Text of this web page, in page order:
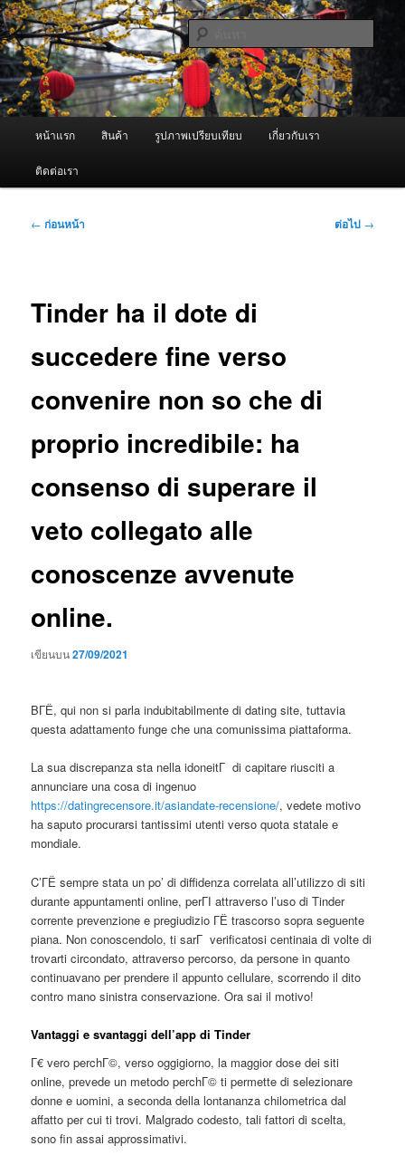
ข้าม
ไป
ยัง
เนื้อหา
หลัก ผู้นำเข้าเครื่องพ่นหมอกควัน Best
Fogger / Fogger One และ อะไหล่
จำหน่ายเครื่องพ่นหมอกควัน คุณภาพดี บริการด้วยความจริงใจ
หน้าแรก สินค้า รูปภาพเปรียบเทียบ เกี่ยวกับเรา
ติดต่อเรา
เมนู
← ก่อนหน้า ต่อไป →
Tinder ha il dote di
succedere fine verso
convenire non so che di
proprio incredibile: ha
consenso di superare il
veto collegato alle
conoscenze avvenute
online.
เขียนบน27/09/2021
BГЁ, qui non si parla indubitabilmente di dating site, tuttavia
questa adattamento funge che una comunissima piattaforma.
La sua discrepanza sta nella idoneitГ di capitare riusciti a
annunciare una cosa di ingenuo
https://datingrecensore.it/asiandate-recensione/, vedete motivo
ha saputo procurarsi tantissimi utenti verso quota statale e
mondiale.
C’ГЁ sempre stata un po’ di diffidenza correlata all’utilizzo di siti
durante appuntamenti online, perГІ attraverso l’uso di Tinder
corrente prevenzione e pregiudizio ГЁ trascorso sopra seguente
piana. Non conoscendolo, ti sarГ verificatosi centinaia di volte di
trovarti circondato, attraverso percorso, da persone in quanto
continuavano per prendere il appunto cellulare, scorrendo il dito
contro mano sinistra conservazione. Ora sai il motivo!
Vantaggi e svantaggi dell’app di Tinder
Г€ vero perchГ©, verso oggigiorno, la maggior dose dei siti
online, prevede un metodo perchГ© ti permette di selezionare
donne e uomini, a seconda della lontananza chilometrica dal
affatto per cui ti trovi. Malgrado codesto, tali fattori di scelta,
sono fin assai approssimativi.